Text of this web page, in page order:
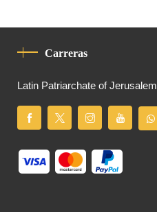
Carreras
Latin Patriarchate of Jerusalem